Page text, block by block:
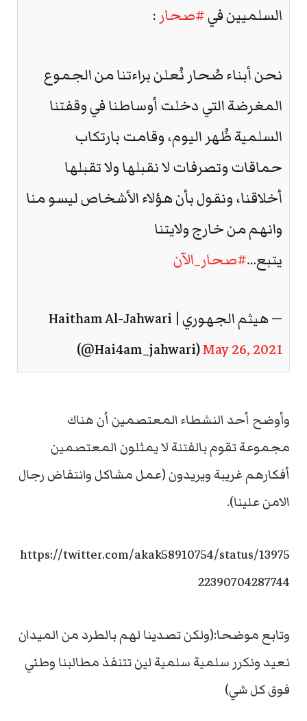
السلميين في#صحار :
نحن أبناء صُحار نُعلن براءتنا من الجموع
المغرضة التي دخلت أوساطنا في وقفتنا
السلمية ظُهر اليوم، وقامت بارتكاب
حماقات وتصرفات لا نقبلها ولا تقبلها
أخلاقنا، ونقول بأن هؤلاء الأشخاص ليسو منا
وانهم من خارج ولايتنا
يتبع…#صحار_الآن
— هيثم الجهوري | Haitham Al-Jahwari
(@Hai4am_jahwari)May 26, 2021
وأوضح أحد النشطاء المعتصمين أن هناك
مجموعة تقوم بالفتنة لا يمثلون المعتصمين
أفكارهم غريبة ويريدون (عمل مشاكل وانتفاض رجال
الامن علينا).
https://twitter.com/akak58910754/status/13975
22390704287744
وتابع موضحا:(ولكن تصدينا لهم بالطرد من الميدان
نعيد ونكرر سلمية سلمية لين تتنفذ مطالبنا وطني
فوق كل شي)